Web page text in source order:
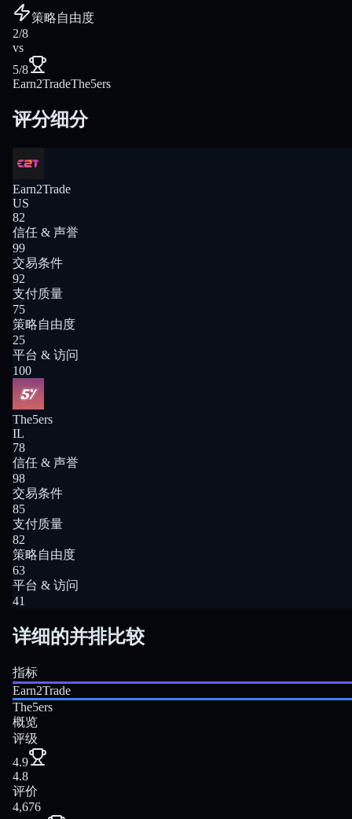
策略自由度
2/8
vs
5/8
Earn2TradeThe5ers
评分细分
Earn2Trade
US
82
信任 & 声誉
99
交易条件
92
支付质量
75
策略自由度
25
平台 & 访问
100
The5ers
IL
78
信任 & 声誉
98
交易条件
85
支付质量
82
策略自由度
63
平台 & 访问
41
详细的并排比较
指标
Earn2Trade
The5ers
概览
评级
4.9
4.8
评价
4,676